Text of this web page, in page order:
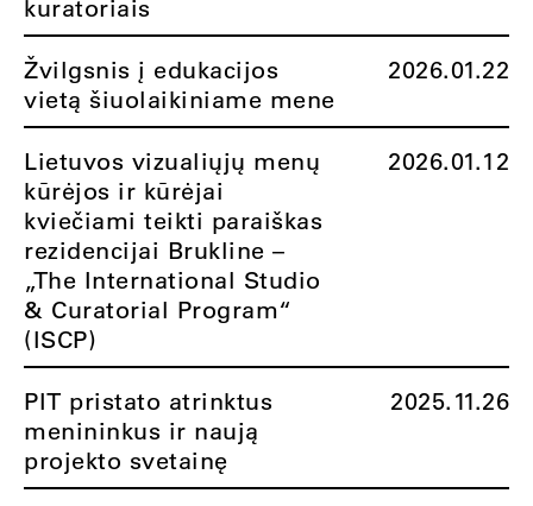
kuratoriais
Žvilgsnis į edukacijos
vietą šiuolaikiniame mene
2026.01.22
Lietuvos vizualiųjų menų
kūrėjos ir kūrėjai
kviečiami teikti paraiškas
rezidencijai Brukline –
„The International Studio
& Curatorial Program“
(ISCP)
2026.01.12
PIT pristato atrinktus
menininkus ir naują
projekto svetainę
2025.11.26